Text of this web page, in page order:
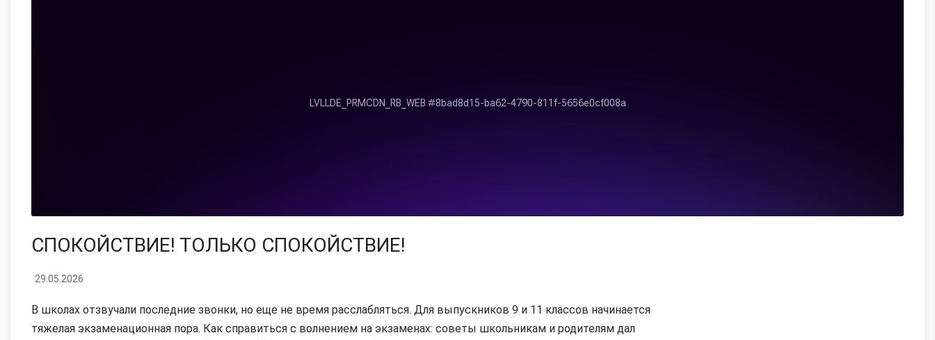
СПОКОЙСТВИЕ! ТОЛЬКО СПОКОЙСТВИЕ!
29.05.2026
В школах отзвучали последние звонки, но еще не время расслабляться. Для выпускников 9 и 11 классов начинается
тяжелая экзаменационная пора. Как справиться с волнением на экзаменах: советы школьникам и родителям дал